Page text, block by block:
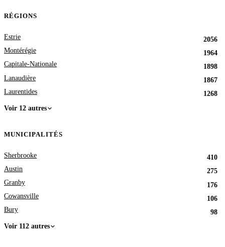
RÉGIONS
Estrie
2056
Montérégie
1964
Capitale-Nationale
1898
Lanaudière
1867
Laurentides
1268
Voir 12 autres
MUNICIPALITÉS
Sherbrooke
410
Austin
275
Granby
176
Cowansville
106
Bury
98
Voir 112 autres